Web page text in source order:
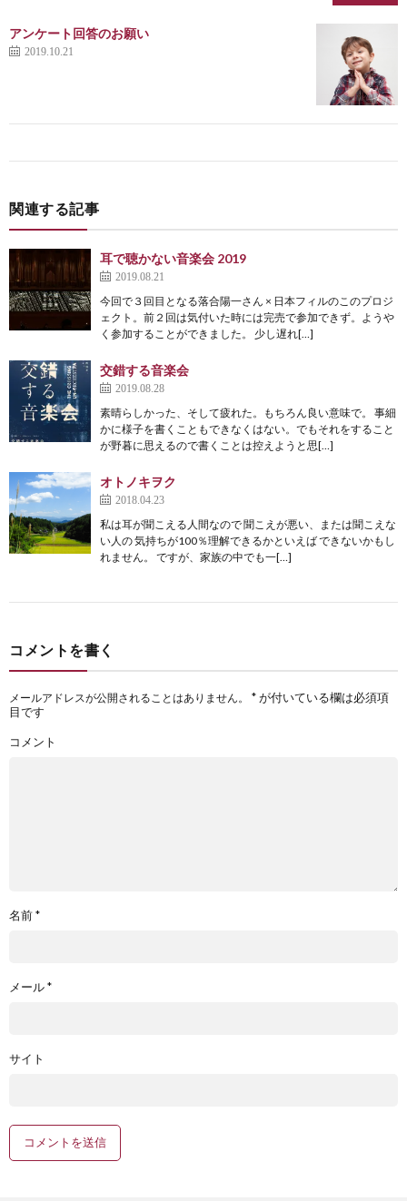
アンケート回答のお願い
2019.10.21
関連する記事
耳で聴かない音楽会 2019
2019.08.21
今回で３回目となる落合陽一さん × 日本フィルのこのプロジ
ェクト。前２回は気付いた時には完売で参加できず。ようや
く参加することができました。 少し遅れ[…]
交錯する音楽会
2019.08.28
素晴らしかった、そして疲れた。もちろん良い意味で。 事細
かに様子を書くこともできなくはない。でもそれをすること
が野暮に思えるので書くことは控えようと思[…]
オトノキヲク
2018.04.23
私は耳が聞こえる人間なので 聞こえが悪い、または聞こえな
い人の 気持ちが100％理解できるかといえば できないかもし
れません。 ですが、家族の中でも一[…]
コメントを書く
メールアドレスが公開されることはありません。 *が付いている欄は必須項
目です
コメント
名前*
メール*
サイト